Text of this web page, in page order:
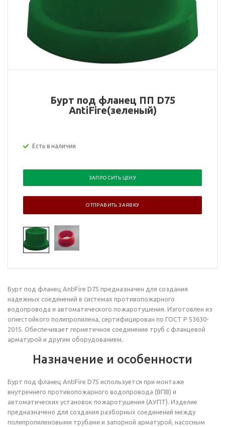
Бурт под фланец ПП D75
AntiFire(зеленый)
Есть в наличии
ЗАПРОСИТЬ ЦЕНУ
ОТПРАВИТЬ ЗАЯВКУ
Бурт под фланец AntiFire D75 предназначен для создания
надежных соединений в системах противопожарного
водопровода и автоматического пожаротушения. Изготовлен из
огнестойкого полипропилена, сертифицирован по ГОСТ Р 53630-
2015. Обеспечивает герметичное соединение труб с фланцевой
арматурой и другим оборудованием.
Назначение и особенности
Бурт под фланец AntiFire D75 используется при монтаже
внутреннего противопожарного водопровода (ВПВ) и
автоматических установок пожаротушения (АУПТ). Изделие
предназначено для создания разборных соединений между
полипропиленовыми трубами и запорной арматурой, насосным